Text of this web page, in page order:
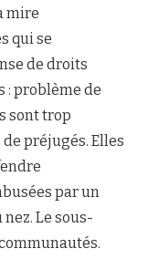
mire
qui se
de droits
: problème de
sont trop
préjugés. Elles
par un
Le sous-